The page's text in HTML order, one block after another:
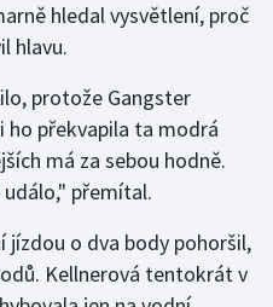
hledal vysvětlení, proč
hlavu.
protože Gangster
ho překvapila ta modrá
má za sebou hodně.
přemítal.
jízdou o dva body pohoršil,
Kellnerová tentokrát v